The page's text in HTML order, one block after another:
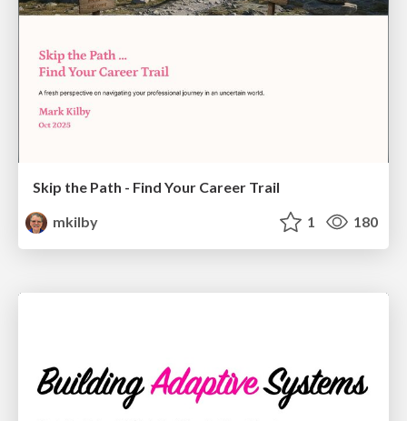
Skip the Path - Find Your Career Trail
mkilby
1 180